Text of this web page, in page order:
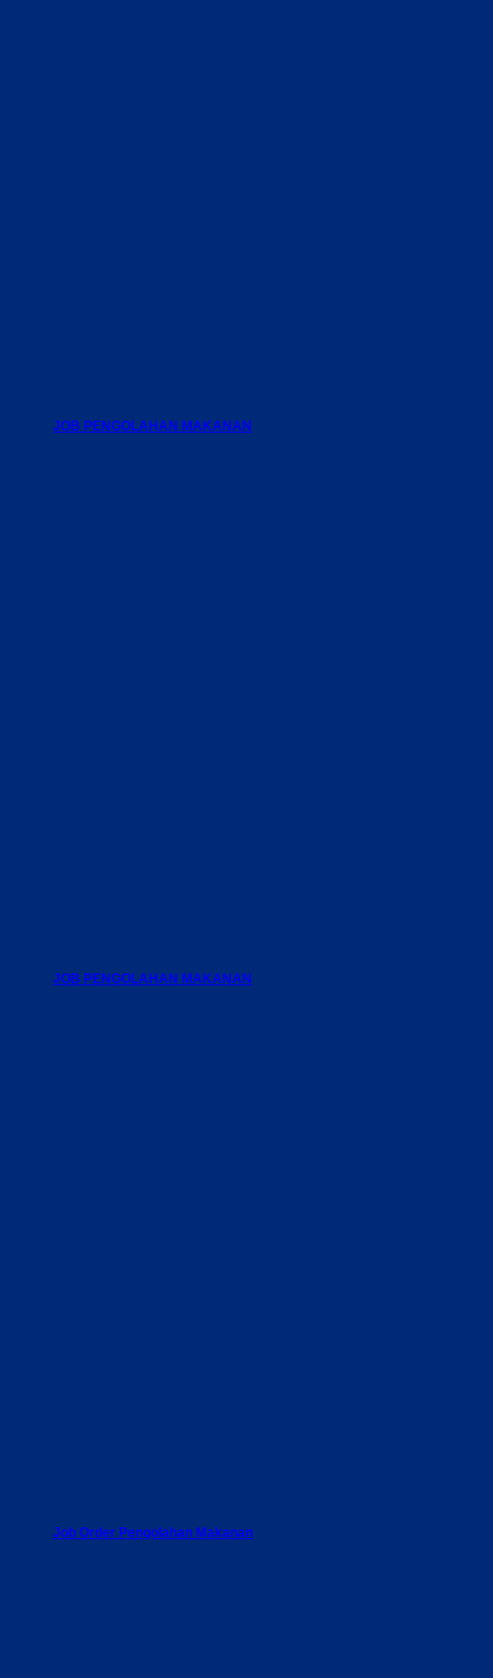
JOB PENGOLAHAN MAKANAN
JOB PENGOLAHAN MAKANAN
Job Order Pengolahan Makanan